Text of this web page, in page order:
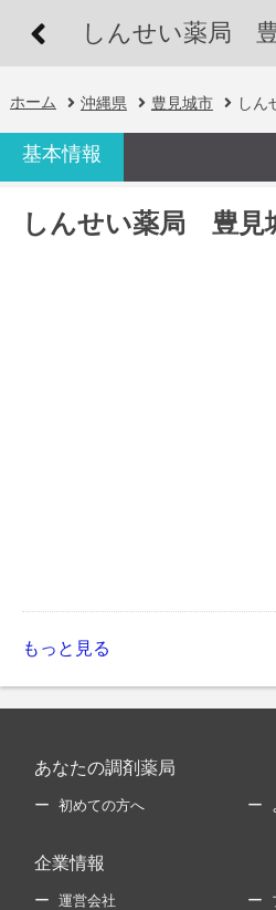
しんせい薬局
ホーム 沖縄県 豊見城市 しん
基本情報
しんせい薬局 豊見
もっと見る
あなたの調剤薬局
初めての方へ
企業情報
運営会社